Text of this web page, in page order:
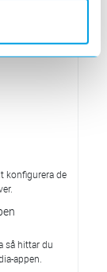
konfigurera de
så hittar du
appen.